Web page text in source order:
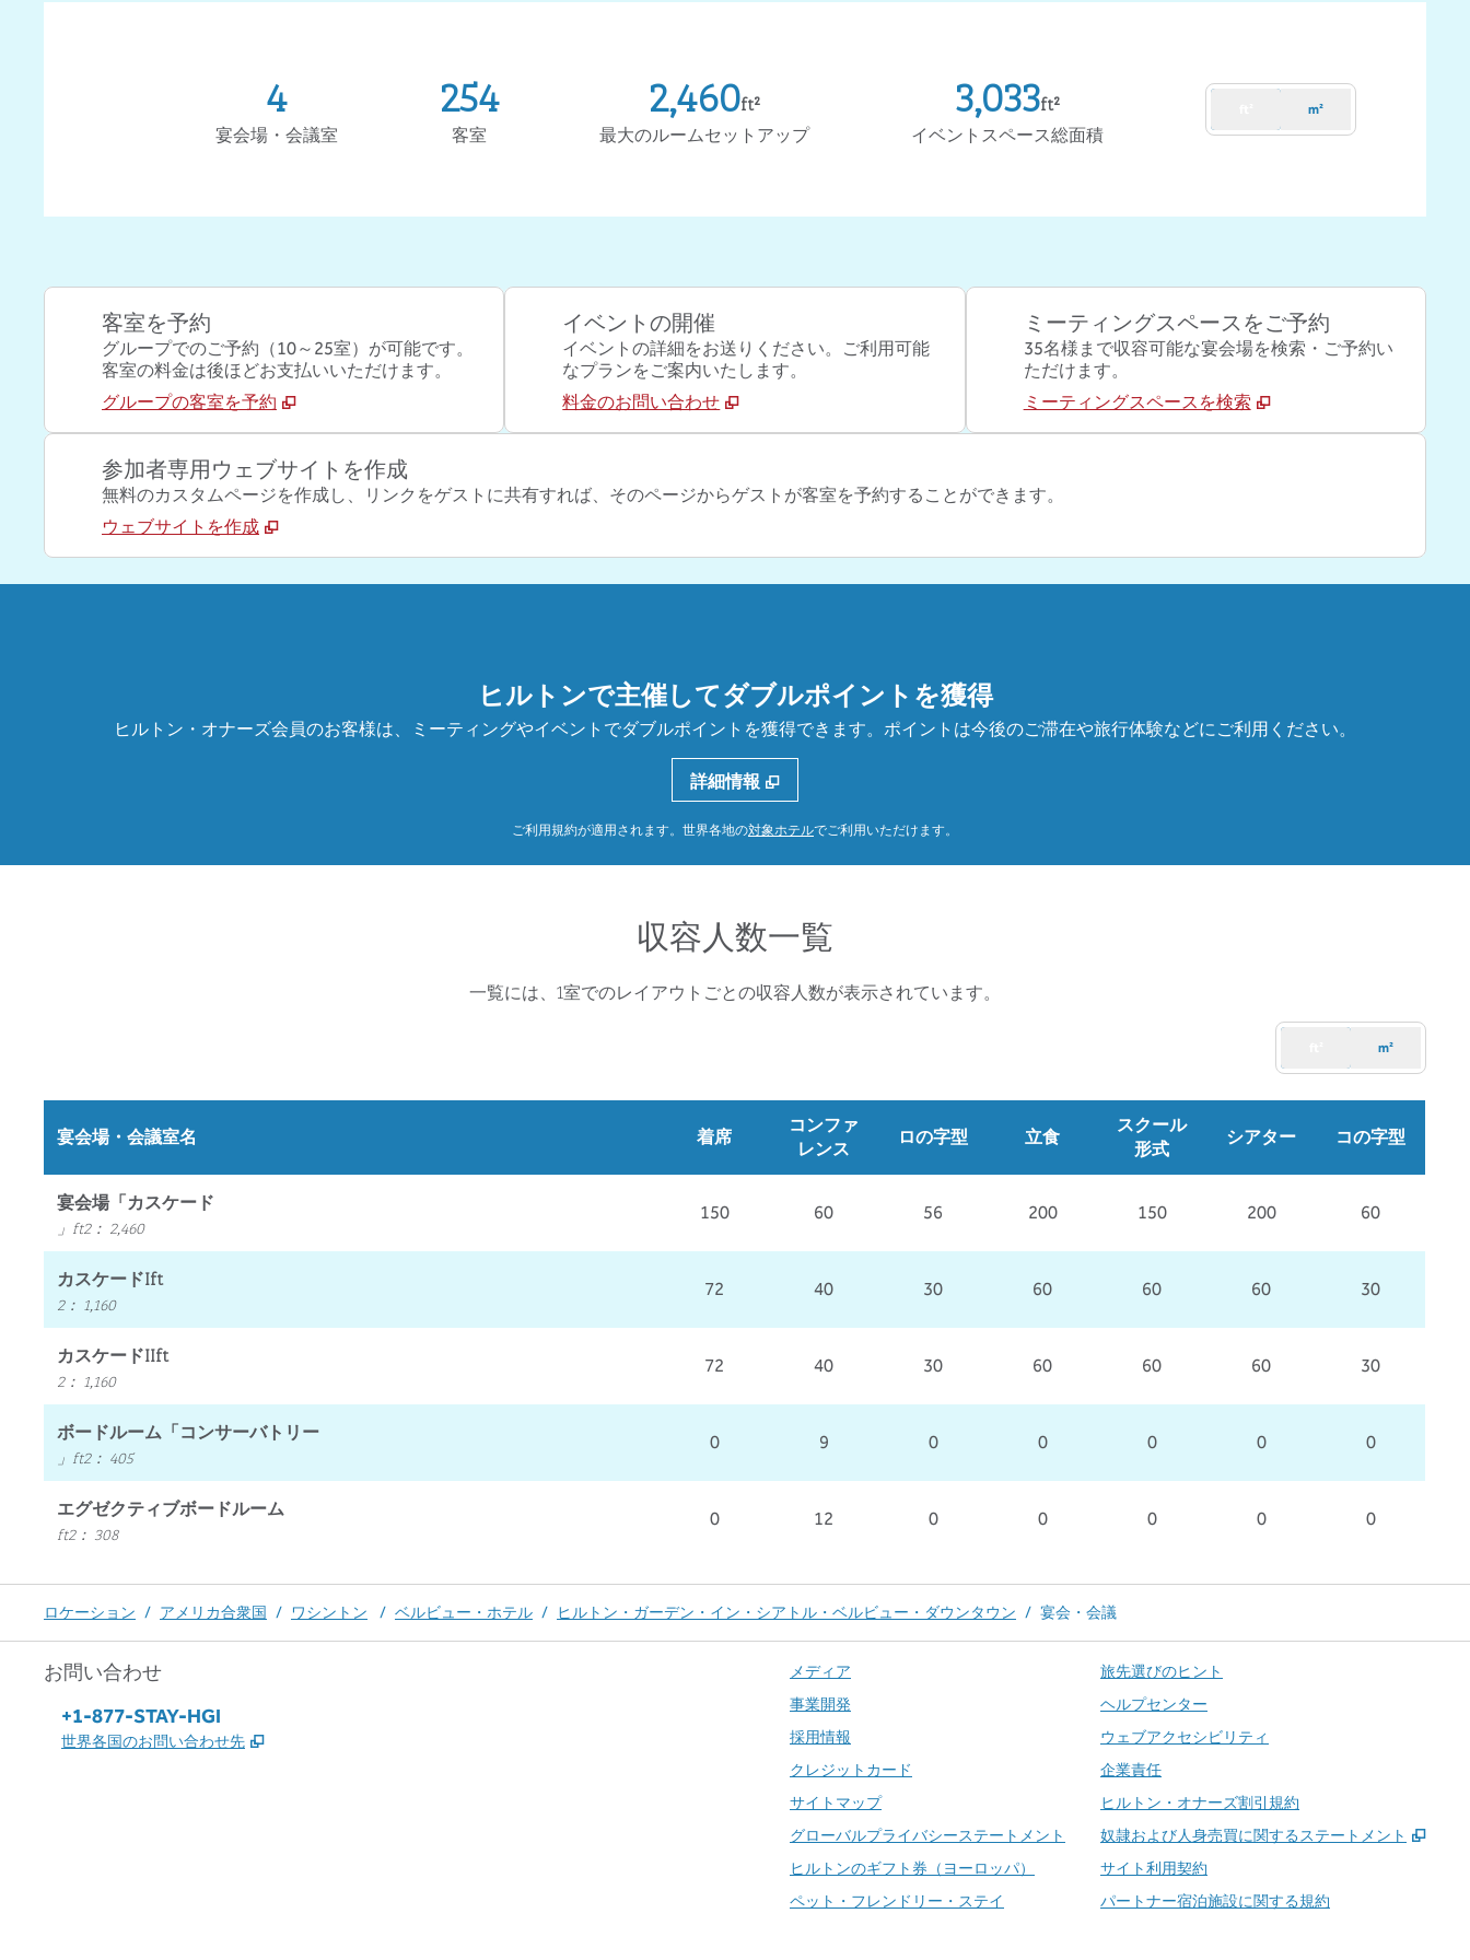
4
宴会場・会議室
254
客室
2,460ft²
ft²
最大のルームセットアップ
3,033ft²
ft²
イベントスペース総面積
m²
客室を予約
グループでのご予約（10～25室）が可能です。
客室の料金は後ほどお支払いいただけます。
グループの客室を予約
イベントの開催
イベントの詳細をお送りください。ご利用可能
なプランをご案内いたします。
料金のお問い合わせ
ミーティングスペースをご予約
35名様まで収容可能な宴会場を検索・ご予約い
ただけます。
ミーティングスペースを検索
参加者専用ウェブサイトを作成
無料のカスタムページを作成し、リンクをゲストに共有すれば、そのページからゲストが客室を予約することができます。
ウェブサイトを作成
ヒルトンで主催してダブルポイントを獲得
ヒルトン・オナーズ会員のお客様は、ミーティングやイベントでダブルポイントを獲得できます。ポイントは今後のご滞在や旅行体験などにご利用ください。
詳細情報
ご利用規約が適用されます。世界各地の対象ホテル、新しいタブで開きます
でご利用いただけます。
収容人数一覧
一覧には、1室でのレイアウトごとの収容人数が表示されています。
m²
宴会場・会議室名 着席
コンファ
レンス
ロの字型 立食
スクール
形式
シアター コの字型
宴会場「カスケード
」ft2： 2,460
150 60 56 200 150 200 60
カスケードIft
2： 1,160
72 40 30 60 60 60 30
カスケードIIft
2： 1,160
72 40 30 60 60 60 30
ボードルーム「コンサーバトリー
」ft2： 405
0 9 0 0 0 0 0
エグゼクティブボードルーム
ft2： 308
0 12 0 0 0 0 0
ロケーション / アメリカ合衆国 / ワシントン / ベルビュー・ホテル / ヒルトン・ガーデン・イン・シアトル・ベルビュー・ダウンタウン / 宴会・会議
お問い合わせ
電話：
+1-877-STAY-HGI
世界各国のお問い合わせ先 ,
メディア
事業開発
採用情報
クレジットカード
サイトマップ
グローバルプライバシーステートメント
ヒルトンのギフト券（ヨーロッパ）
ペット・フレンドリー・ステイ
旅先選びのヒント
ヘルプセンター
ウェブアクセシビリティ
企業責任
ヒルトン・オナーズ割引規約
奴隷および人身売買に関するステートメント
,
サイト利用契約
パートナー宿泊施設に関する規約